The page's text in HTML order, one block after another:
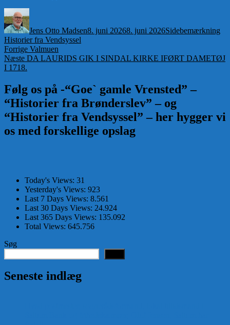
Jens Otto Madsen8. juni 20268. juni 2026Sidebemærkning
Historier fra Vendsyssel
Indlægsnavigation
Forrige Forrige
indlæg:
Valmuen
Næste Næste
DA LAURIDS GIK I SINDAL KIRKE IFØRT DAMETØJ
I 1718.
Følg os på -“Goe` gamle Vrensted” –
“Historier fra Brønderslev” – og
“Historier fra Vendsyssel” – her hygger vi
os med forskellige opslag
Today's Views: 31
Yesterday's Views: 923
Last 7 Days Views: 8.561
Last 30 Days Views: 24.924
Last 365 Days Views: 135.092
Total Views: 645.756
Søg
Seneste indlæg